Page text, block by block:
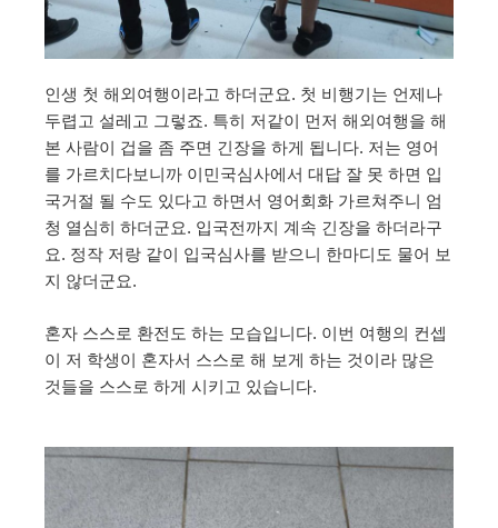
인생 첫 해외여행이라고 하더군요. 첫 비행기는 언제나
두렵고 설레고 그렇죠. 특히 저같이 먼저 해외여행을 해
본 사람이 겁을 좀 주면 긴장을 하게 됩니다. 저는 영어
를 가르치다보니까 이민국심사에서 대답 잘 못 하면 입
국거절 될 수도 있다고 하면서 영어회화 가르쳐주니 엄
청 열심히 하더군요. 입국전까지 계속 긴장을 하더라구
요. 정작 저랑 같이 입국심사를 받으니 한마디도 물어 보
지 않더군요.
혼자 스스로 환전도 하는 모습입니다. 이번 여행의 컨셉
이 저 학생이 혼자서 스스로 해 보게 하는 것이라 많은
것들을 스스로 하게 시키고 있습니다.